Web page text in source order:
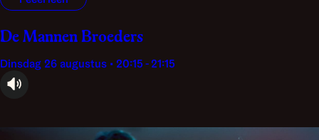
De Mannen Broeders
dinsdag 26 augustus • 20:15 - 21:15